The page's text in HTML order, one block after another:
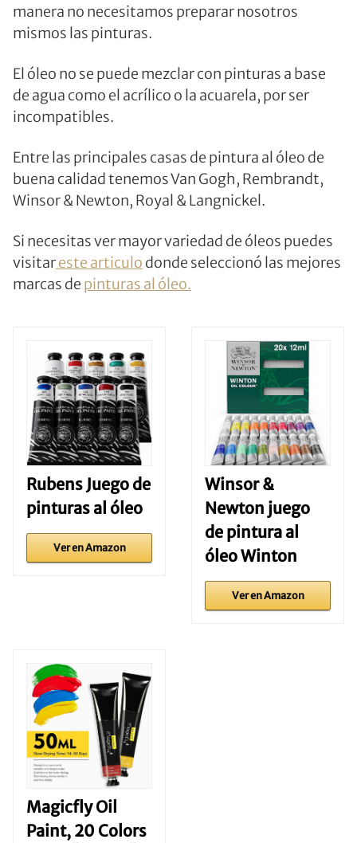
manera no necesitamos preparar nosotros
mismos las pinturas.
El óleo no se puede mezclar con pinturas a base
de agua como el acrílico o la acuarela, por ser
incompatibles.
Entre las principales casas de pintura al óleo de
buena calidad tenemos Van Gogh, Rembrandt,
Winsor & Newton, Royal & Langnickel.
Si necesitas ver mayor variedad de óleos puedes
visitareste articulo donde seleccionó las mejores
marcas de pinturas al óleo.
Rubens Juego de
pinturas al óleo
Ver en Amazon
Winsor &
Newton juego
de pintura al
óleo Winton
Ver en Amazon
Magicfly Oil
Paint, 20 Colors